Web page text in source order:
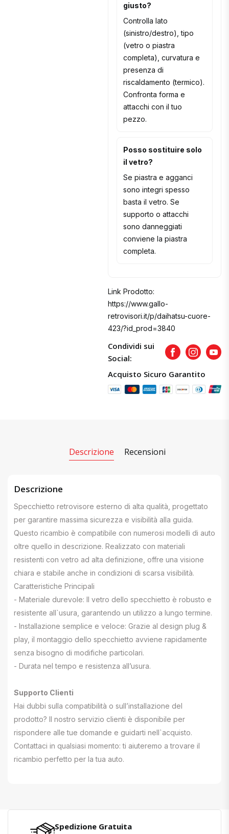
giusto?
Controlla lato
(sinistro/destro), tipo
(vetro o piastra
completa), curvatura e
presenza di
riscaldamento (termico).
Confronta forma e
attacchi con il tuo
pezzo.
Posso sostituire solo
il vetro?
Se piastra e agganci
sono integri spesso
basta il vetro. Se
supporto o attacchi
sono danneggiati
conviene la piastra
completa.
Link Prodotto:
https://www.gallo-
retrovisori.it/p/daihatsu-cuore-
423/?id_prod=3840
Condividi sui
Social:
FacebookInstagram
Acquisto Sicuro Garantito
Descrizione Recensioni
Descrizione
Specchietto retrovisore esterno di alta qualità, progettato
per garantire massima sicurezza e visibilità alla guida.
Questo ricambio è compatibile con numerosi modelli di auto
oltre quello in descrizione. Realizzato con materiali
resistenti con vetro ad alta definizione, offre una visione
chiara e stabile anche in condizioni di scarsa visibilità.
Caratteristiche Principali
- Materiale durevole: Il vetro dello specchietto è robusto e
resistente all`usura, garantendo un utilizzo a lungo termine.
- Installazione semplice e veloce: Grazie al design plug &
play, il montaggio dello specchietto avviene rapidamente
senza bisogno di modifiche particolari.
- Durata nel tempo e resistenza all’usura.
Supporto Clienti
Hai dubbi sulla compatibilità o sull’installazione del
prodotto? Il nostro servizio clienti è disponibile per
rispondere alle tue domande e guidarti nell`acquisto.
Contattaci in qualsiasi momento: ti aiuteremo a trovare il
ricambio perfetto per la tua auto.
Spedizione Gratuita